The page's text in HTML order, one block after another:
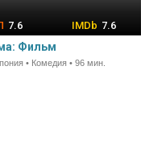
7.6 7.6
Фильм
• Комедия • 96 мин.